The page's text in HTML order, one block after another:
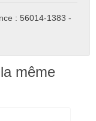
: 56014-1383 -
même